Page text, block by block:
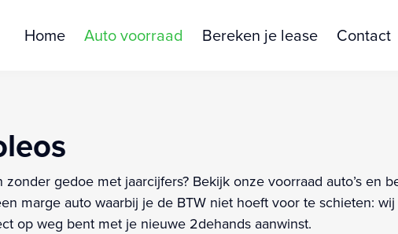
Home Auto voorraad Bereken je lease Contact
gedoe met jaarcijfers? Bekijk onze voorraad auto’s en
marge auto waarbij je de BTW niet hoeft voor te schieten:
op weg bent met je nieuwe 2dehands aanwinst.